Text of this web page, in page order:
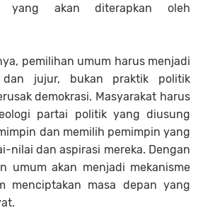
yang akan diterapkan oleh
pemilihan umum harus menjadi
jujur, bukan praktik politik
demokrasi. Masyarakat harus
partai politik yang diusung
dan memilih pemimpin yang
nilai dan aspirasi mereka. Dengan
umum akan menjadi mekanisme
menciptakan masa depan yang